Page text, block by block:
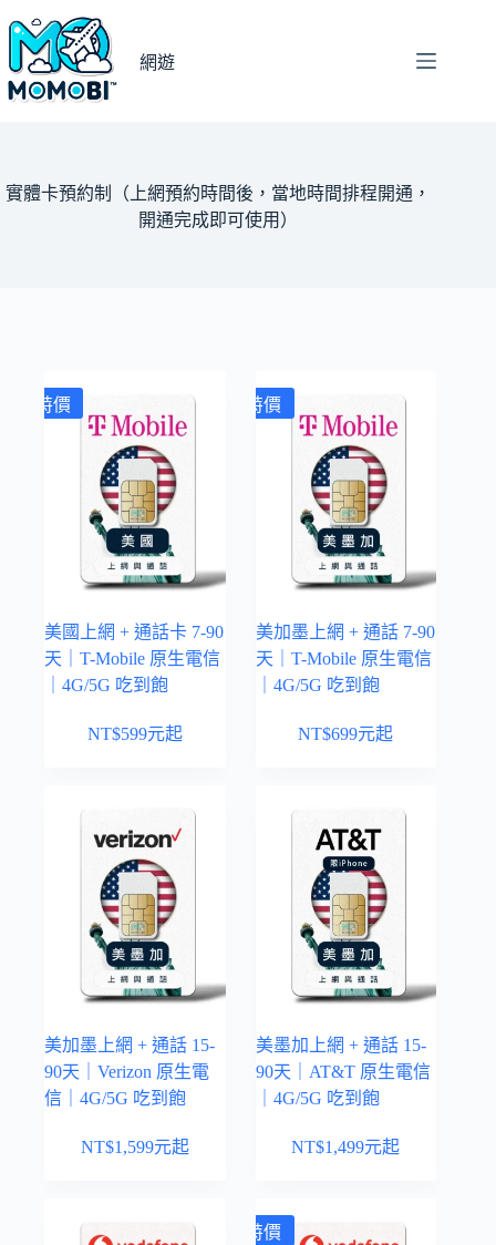
主
要
網遊
實體卡預約制（上網預約時間後，當地時間排程開通，
開通完成即可使用）
特價
美國上網 + 通話卡 7-90
天｜T-Mobile 原生電信
｜4G/5G 吃到飽
NT$599元起
特價
美加墨上網 + 通話 7-90
天｜T-Mobile 原生電信
｜4G/5G 吃到飽
NT$699元起
美加墨上網 + 通話 15-
90天｜Verizon 原生電
信｜4G/5G 吃到飽
NT$1,599元起
美墨加上網 + 通話 15-
90天｜AT&T 原生電信
｜4G/5G 吃到飽
NT$1,499元起
特價